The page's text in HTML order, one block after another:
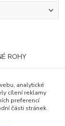
ROHY
analytické
cílení reklamy
preferencí
části stránek.